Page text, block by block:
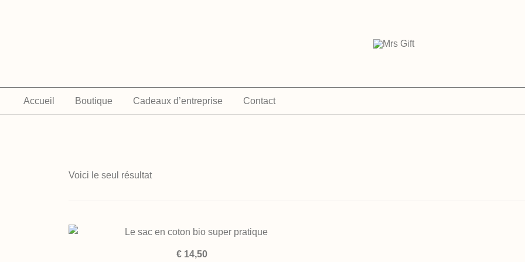
Accueil Boutique Cadeaux d’entreprise Contact
Voici le seul résultat
QUICK VIEW
€14,50